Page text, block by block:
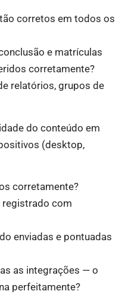
corretos em todos os
e matrículas
corretamente?
relatórios, grupos de
do conteúdo em
(desktop,
corretamente?
registrado com
enviadas e pontuadas
as integrações — o
perfeitamente?